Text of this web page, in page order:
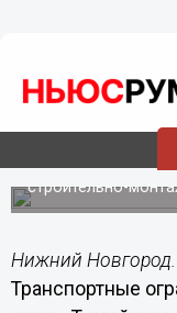
20.08.201808:11
Участок
для проезда
Ограничение
строительно-
Нижний Новгород.
Транспортные